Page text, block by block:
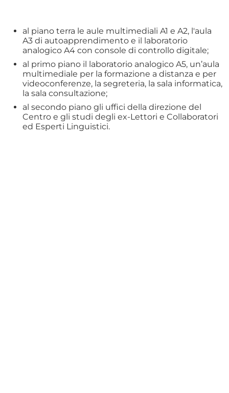
al piano terra le aule multimediali A1 e A2, l'aula
A3 di autoapprendimento e il laboratorio
analogico A4 con console di controllo digitale;
al primo piano il laboratorio analogico A5, un’aula
multimediale per la formazione a distanza e per
videoconferenze, la segreteria, la sala informatica,
la sala consultazione;
al secondo piano gli uffici della direzione del
Centro e gli studi degli ex-Lettori e Collaboratori
ed Esperti Linguistici.